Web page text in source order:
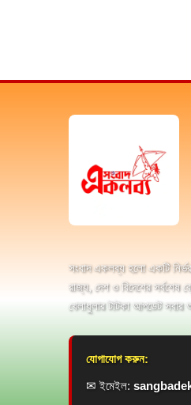
সংবাদ একলব্য হলো একটি
রাজ্য, দেশ ও বিদেশের সর্বশেষ
খেলাধুলার টাটকা আপডেট
যোগাযোগ করুন:
✉ ইমেইল: